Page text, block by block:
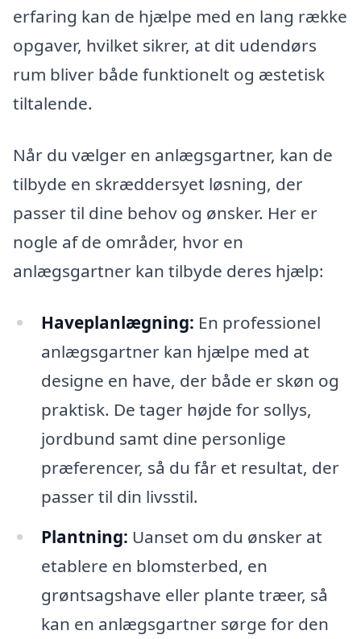
erfaring kan de hjælpe med en lang række
opgaver, hvilket sikrer, at dit udendørs
rum bliver både funktionelt og æstetisk
tiltalende.
Når du vælger en anlægsgartner, kan de
tilbyde en skræddersyet løsning, der
passer til dine behov og ønsker. Her er
nogle af de områder, hvor en
anlægsgartner kan tilbyde deres hjælp:
Haveplanlægning: En professionel
anlægsgartner kan hjælpe med at
designe en have, der både er skøn og
praktisk. De tager højde for sollys,
jordbund samt dine personlige
præferencer, så du får et resultat, der
passer til din livsstil.
Plantning: Uanset om du ønsker at
etablere en blomsterbed, en
grøntsagshave eller plante træer, så
kan en anlægsgartner sørge for den